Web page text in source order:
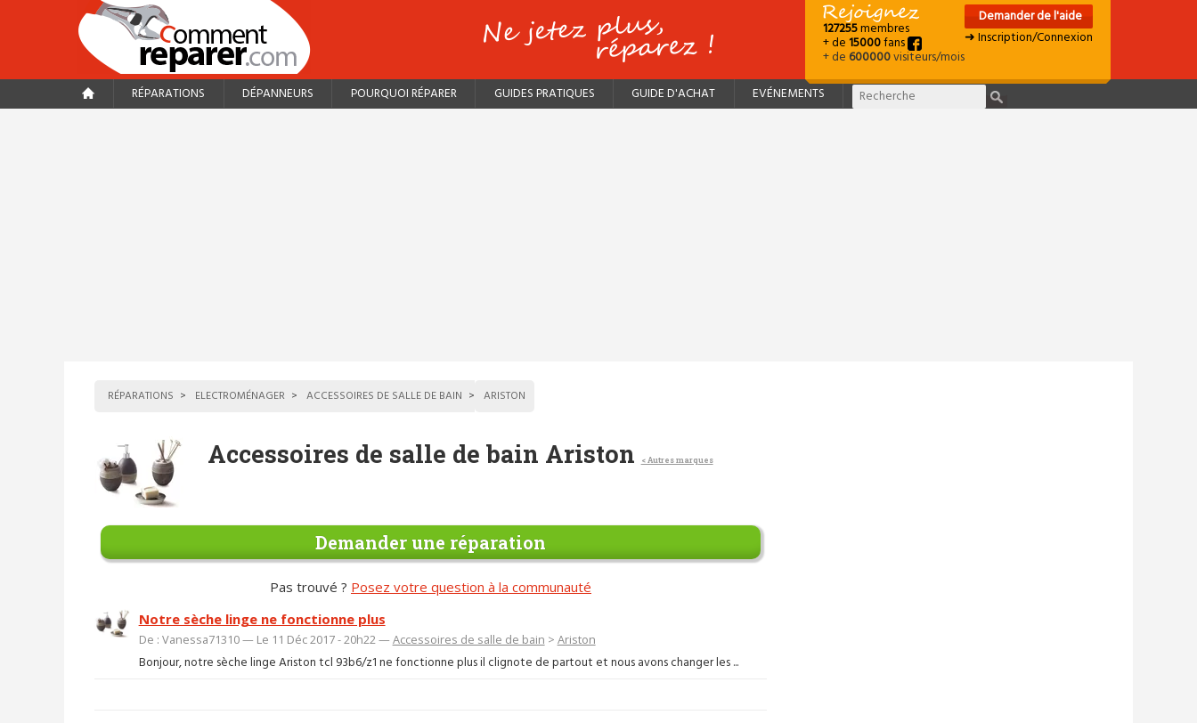
127255membres
+ de15000fans
+ de600000visiteurs/mois
Demander de l'aide
➜ Inscription/Connexion
RÉPARATIONS DÉPANNEURS POURQUOI RÉPARER GUIDES PRATIQUES GUIDE D'ACHAT EVÉNEMENTS
RÉPARATIONS ELECTROMÉNAGER ACCESSOIRES DE SALLE DE BAIN ARISTON
Accessoires de salle de bain Ariston < Autres marques
Demander une réparation
Pas trouvé ? Posez votre question à la communauté
Notre sèche linge ne fonctionne plus
De : Vanessa71310 — Le 11 Déc 2017 - 20h22 —Accessoires de salle de bain > Ariston
Bonjour, notre sèche linge Ariston tcl 93b6/z1 ne fonctionne plus il clignote de partout et nous avons changer les ...